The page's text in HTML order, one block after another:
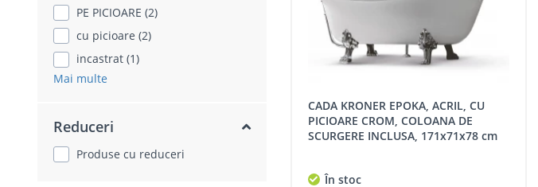
PE PICIOARE (2)
cu picioare (2)
incastrat (1)
Mai multe
Reduceri
Produse cu reduceri
CADA KRONER EPOKA, ACRIL, CU
PICIOARE CROM, COLOANA DE
SCURGERE INCLUSA, 171x71x78 cm
În stoc